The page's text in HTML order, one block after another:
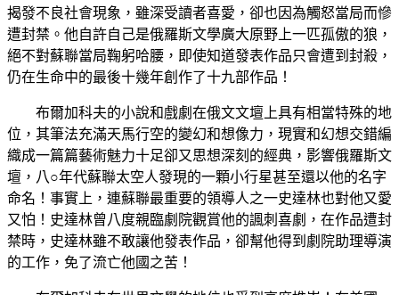
揭發不良社會現象，雖深受讀者喜愛，卻也因為觸怒當局而慘
遭封禁。他自許自己是俄羅斯文學廣大原野上一匹孤傲的狼，
絕不對蘇聯當局鞠躬哈腰，即使知道發表作品只會遭到封殺，
仍在生命中的最後十幾年創作了十九部作品！
布爾加科夫的小說和戲劇在俄文文壇上具有相當特殊的地
位，其筆法充滿天馬行空的變幻和想像力，現實和幻想交錯編
織成一篇篇藝術魅力十足卻又思想深刻的經典，影響俄羅斯文
壇，八○年代蘇聯太空人發現的一顆小行星甚至還以他的名字
命名！事實上，連蘇聯最重要的領導人之一史達林也對他又愛
又怕！史達林曾八度親臨劇院觀賞他的諷刺喜劇，在作品遭封
禁時，史達林雖不敢讓他發表作品，卻幫他得到劇院助理導演
的工作，免了流亡他國之苦！